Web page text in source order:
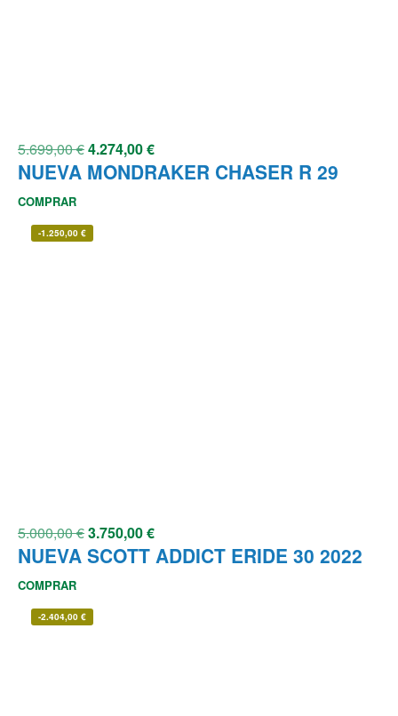
5.699,00€4.274,00€
NUEVA MONDRAKER CHASER R 29
COMPRAR
-1.250,00 €
5.000,00€3.750,00€
NUEVA SCOTT ADDICT ERIDE 30 2022
COMPRAR
-2.404,00 €